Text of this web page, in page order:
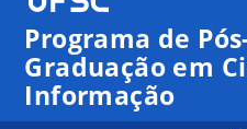
Programa de
Graduação em
Informação